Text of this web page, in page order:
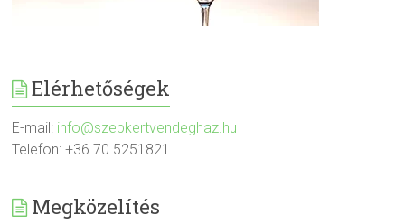
Elérhetőségek
E-mail: info@szepkertvendeghaz.hu
Telefon: +36 70 5251821
Megközelítés